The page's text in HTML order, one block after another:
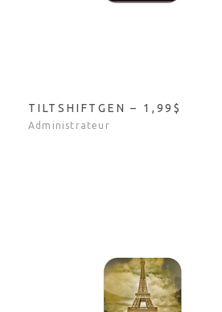
TILTSHIFTGEN – 1,99$
Administrateur